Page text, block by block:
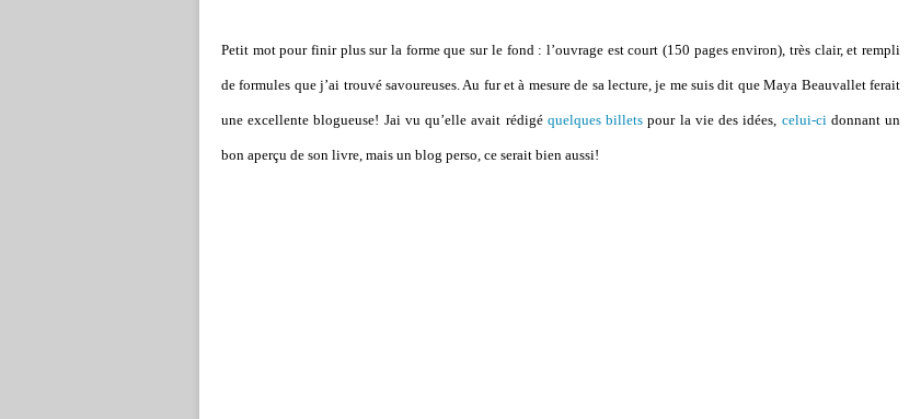
Petit mot pour finir plus sur la forme que sur le fond : l’ouvrage est court (150 pages environ), très clair, et rempli
de formules que j’ai trouvé savoureuses. Au fur et à mesure de sa lecture, je me suis dit que Maya Beauvallet ferait
une excellente blogueuse! Jai vu qu’elle avait rédigé quelques billets pour la vie des idées, celui-cidonnant un
bon aperçu de son livre, mais un blog perso, ce serait bien aussi!